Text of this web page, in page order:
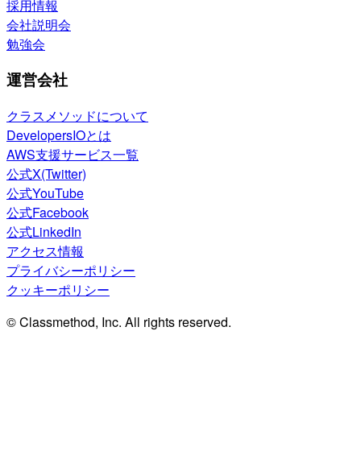
採用情報
会社説明会
勉強会
運営会社
クラスメソッドについて
DevelopersIOとは
AWS支援サービス一覧
公式X(Twitter)
公式YouTube
公式Facebook
公式LinkedIn
アクセス情報
プライバシーポリシー
クッキーポリシー
© Classmethod, Inc. All rights reserved.